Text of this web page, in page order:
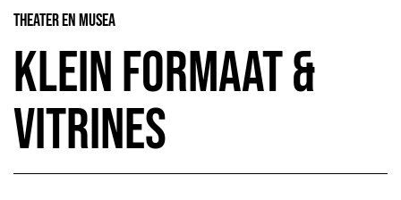
Theater en Musea
Klein formaat &
Vitrines